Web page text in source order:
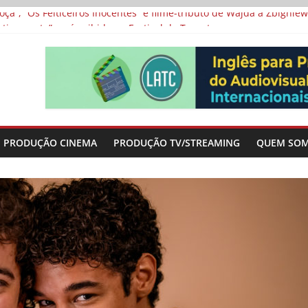
“Os Feiticeiros Inocentes” e filme-tributo de Wajda a
protagonizam adaptação brasileira de série argentina para o
e divide prêmio principal entre “Manas” e “O Agente Secreto”
metragens sobre envelhecimento criados a partir de histórias
PRODUÇÃO CINEMA PRODUÇÃO TV/STREAMING QUEM